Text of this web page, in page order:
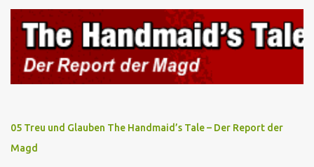
Elisabeth sie mit der Peitsche bestraft. Gegenwart. June ist seit
dreizehn Tagen in ihrem Zimmer eingesperrt und entdeckt im
Kleiderschrank die Inschrift „Nolite te bastardes carborundorum”,
die wahrscheinlich von der Magd Difred hinterlassen wurde, die
vor ihr dort war. In Erwartung der Zeremonie bringt Serena June
Fred unfruchtbar ist und nur sie für eine ausbleibende
Schwangerschaft verantwortlich gemacht würde. June lehnt ab,
auch wenn dies das Scheitern der Zeremonie bedeutet. Während
05 Treu und Glauben The Handmaid’s Tale – Der Report der
Magd